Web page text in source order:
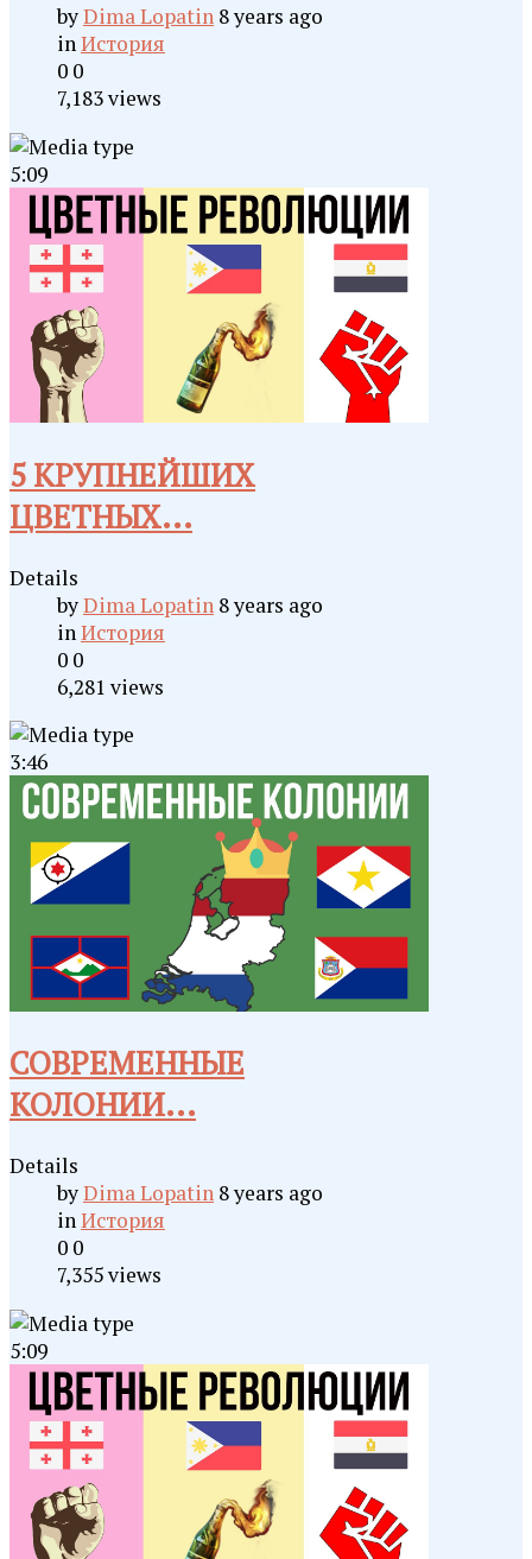
byDima Lopatin 8 years ago
inИстория
0 0
7,183 views
5:09
5 КРУПНЕЙШИХ
ЦВЕТНЫХ...
Details
byDima Lopatin 8 years ago
inИстория
0 0
6,281 views
3:46
СОВРЕМЕННЫЕ
КОЛОНИИ...
Details
byDima Lopatin 8 years ago
inИстория
0 0
7,355 views
5:09